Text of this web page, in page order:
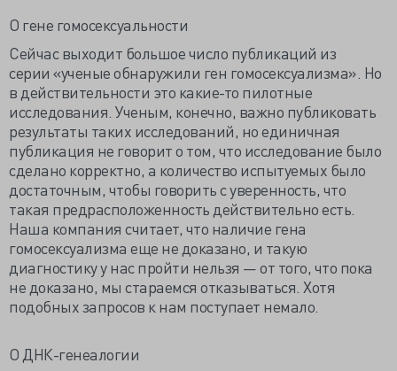
О гене гомосексуальности
Сейчас выходит большое число публикаций из
серии «ученые обнаружили ген гомосексуализма». Но
в действительности это какие-то пилотные
исследования. Ученым, конечно, важно публиковать
результаты таких исследований, но единичная
публикация не говорит о том, что исследование было
сделано корректно, а количество испытуемых было
достаточным, чтобы говорить с уверенность, что
такая предрасположенность действительно есть.
Наша компания считает, что наличие гена
гомосексуализма еще не доказано, и такую
диагностику у нас пройти нельзя — от того, что пока
не доказано, мы стараемся отказываться. Хотя
подобных запросов к нам поступает немало.
О ДНК-генеалогии